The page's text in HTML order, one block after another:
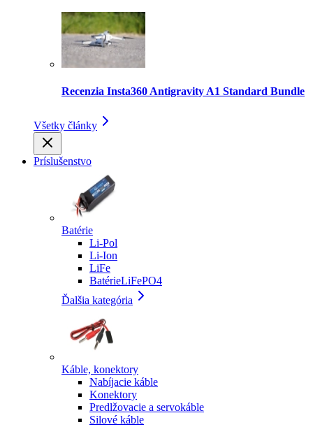
Recenzia Insta360 Antigravity A1 Standard Bundle
Všetky články
Príslušenstvo
Batérie
Li-Pol
Li-Ion
LiFe
BatérieLiFePO4
Ďalšia kategória
Káble, konektory
Nabíjacie káble
Konektory
Predlžovacie a servokáble
Silové káble